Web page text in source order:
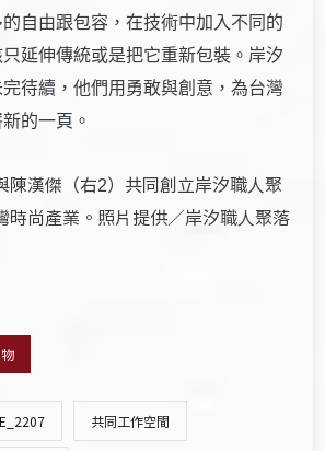
自由跟包容，在技術中加入不同的
延伸傳統或是把它重新包裝。岸汐
待續，他們用勇敢與創意，為台灣
的一頁。
陳漢傑（右2）共同創立岸汐職人聚
時尚產業。照片提供／岸汐職人聚落
共同工作空間